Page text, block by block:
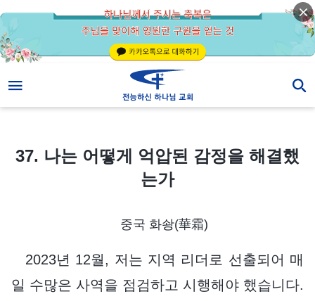
37. 나는 어떻게 억압된 감정을 해결했는가
37. 나는 어떻게 억압된 감정을 해결했
는가
중국 화솽(華霜)
2023년 12월, 저는 지역 리더로 선출되어 매
일 수많은 사역을 점검하고 시행해야 했습니다.